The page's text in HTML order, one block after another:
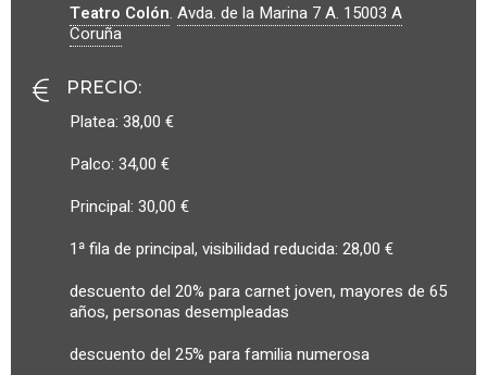
Teatro Colón. Avda. de la Marina 7 A. 15003 A
Coruña
PRECIO:
Platea: 38,00 €
Palco: 34,00 €
Principal: 30,00 €
1ª fila de principal, visibilidad reducida: 28,00 €
descuento del 20% para carnet joven, mayores de 65
años, personas desempleadas
descuento del 25% para familia numerosa